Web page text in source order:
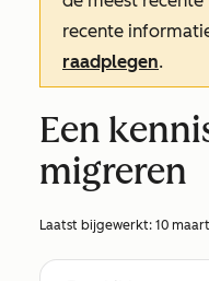
recente
raadplegen.
Een
migreren
Laatst bijgewerkt: 10